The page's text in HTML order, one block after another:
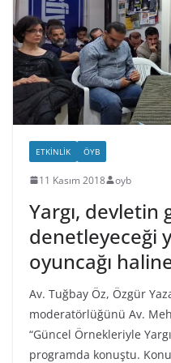
ETKINLIK ÖYB
11 Kasım 2018 oyb
Yargı, devletin
denetleyeceği
oyuncağı
Av. Tuğbay Öz, Özgür
moderatörlüğünü Av.
“Güncel Örnekleriyle
programda konuştu.